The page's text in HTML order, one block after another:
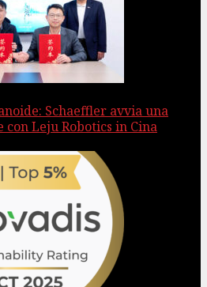
Schaeffler avvia una
con Leju Robotics in Cina